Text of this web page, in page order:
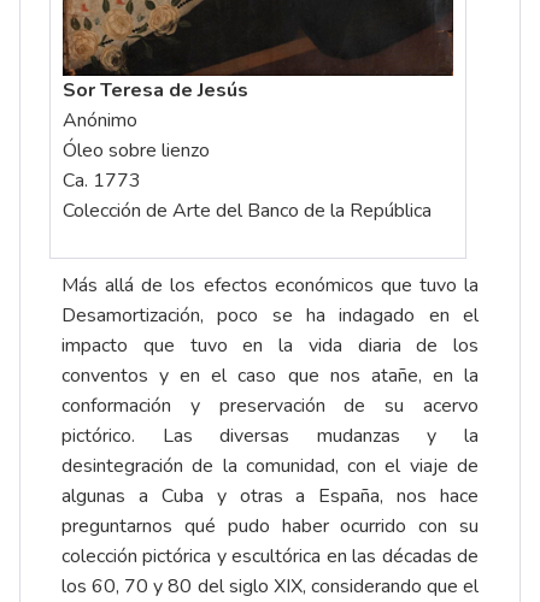
Sor Teresa de Jesús
Anónimo
Óleo sobre lienzo
Ca. 1773
Colección de Arte del Banco de la República
Más allá de los efectos económicos que tuvo la
Desamortización, poco se ha indagado en el
impacto que tuvo en la vida diaria de los
conventos y en el caso que nos atañe, en la
conformación y preservación de su acervo
pictórico. Las diversas mudanzas y la
desintegración de la comunidad, con el viaje de
algunas a Cuba y otras a España, nos hace
preguntarnos qué pudo haber ocurrido con su
colección pictórica y escultórica en las décadas de
los 60, 70 y 80 del siglo XIX, considerando que el